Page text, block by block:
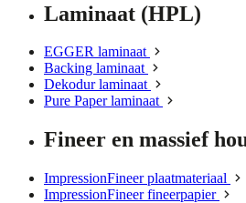
Laminaat (HPL)
EGGER laminaat
Backing laminaat
Dekodur laminaat
Pure Paper laminaat
Fineer en massief
ImpressionFineer plaatmateriaal
ImpressionFineer fineerpapier